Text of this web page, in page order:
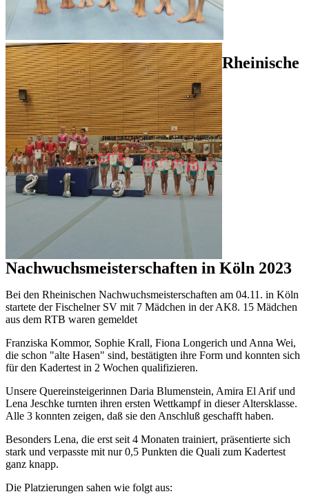
Rheinische
Nachwuchsmeisterschaften in Köln 2023
Bei den Rheinischen Nachwuchsmeisterschaften am 04.11. in Köln
startete der Fischelner SV mit 7 Mädchen in der AK8. 15 Mädchen
aus dem RTB waren gemeldet
Franziska Kommor, Sophie Krall, Fiona Longerich und Anna Wei,
die schon "alte Hasen" sind, bestätigten ihre Form und konnten sich
für den Kadertest in 2 Wochen qualifizieren.
Unsere Quereinsteigerinnen Daria Blumenstein, Amira El Arif und
Lena Jeschke turnten ihren ersten Wettkampf in dieser Altersklasse.
Alle 3 konnten zeigen, daß sie den Anschluß geschafft haben.
Besonders Lena, die erst seit 4 Monaten trainiert, präsentierte sich
stark und verpasste mit nur 0,5 Punkten die Quali zum Kadertest
ganz knapp.
Die Platzierungen sahen wie folgt aus: